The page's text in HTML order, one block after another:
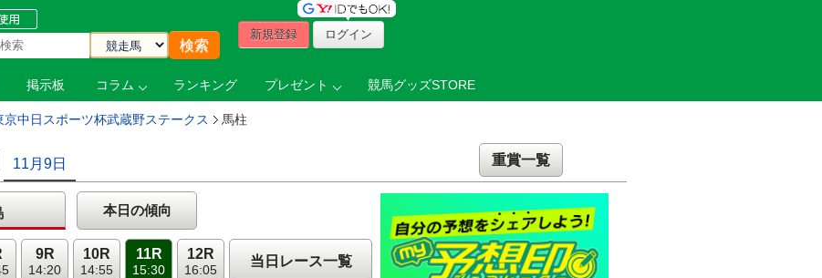
新規登録 ログイン
掲示板 コラム ランキング プレゼント 競馬グッズSTORE
中日スポーツ杯武蔵野ステークス 馬柱
11月9日 重賞一覧
本日の傾向
9R
14:20
10R
14:55
11R
15:30
12R
16:05
当日レース一覧